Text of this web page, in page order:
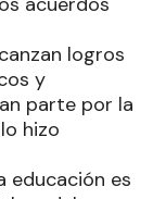
logros
y
parte por la
hizo
educación es